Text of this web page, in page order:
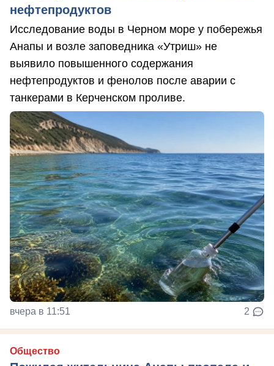
нефтепродуктов
Исследование воды в Черном море у побережья
Анапы и возле заповедника «Утриш» не
выявило повышенного содержания
нефтепродуктов и фенолов после аварии с
танкерами в Керченском проливе.
вчера в 11:51 2
Общество